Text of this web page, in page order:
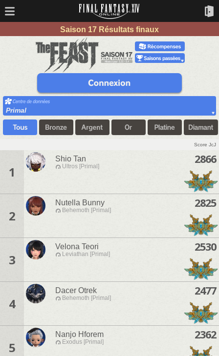
Saison 17 Résultats finaux
Primal
Score JcJ
1
Shio Tan
Ultros [Primal]
2866
2
Nutella Bunny
Behemoth [Primal]
2825
3
Velona Teori
Leviathan [Primal]
2530
4
Dacer Otrek
Behemoth [Primal]
2477
5
Nanjo Hforem
Exodus [Primal]
2362